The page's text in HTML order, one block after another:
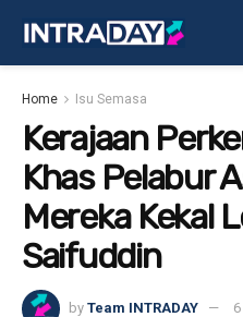
Home Isu Semasa
Kerajaan
Khas Pelabur
Mereka Kekal
Saifuddin
by Team INTRADAY